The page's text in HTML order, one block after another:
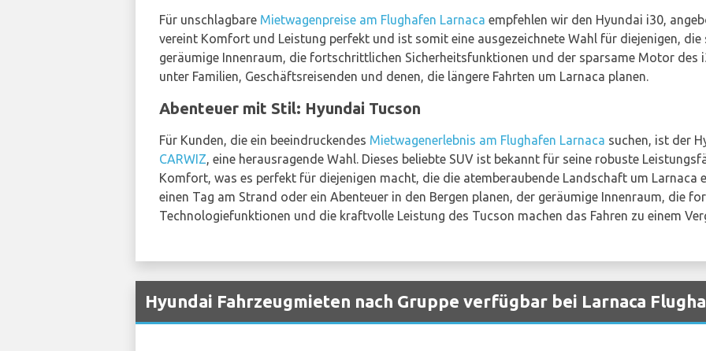
Für unschlagbare Mietwagenpreise am Flughafen Larnaca empfehlen wir den Hyundai i30,
vereint Komfort und Leistung perfekt und ist somit eine ausgezeichnete Wahl für diejenigen,
geräumige Innenraum, die fortschrittlichen Sicherheitsfunktionen und der sparsame Motor des
unter Familien, Geschäftsreisenden und denen, die längere Fahrten um Larnaca planen.
Abenteuer mit Stil: Hyundai Tucson
Für Kunden, die ein beeindruckendes Mietwagenerlebnis am Flughafen Larnaca suchen, ist der
CARWIZ, eine herausragende Wahl. Dieses beliebte SUV ist bekannt für seine robuste
Komfort, was es perfekt für diejenigen macht, die die atemberaubende Landschaft um Larnaca
einen Tag am Strand oder ein Abenteuer in den Bergen planen, der geräumige Innenraum, die
Technologiefunktionen und die kraftvolle Leistung des Tucson machen das Fahren zu einem
Hyundai Fahrzeugmieten nach Gruppe verfügbar bei Larnaca